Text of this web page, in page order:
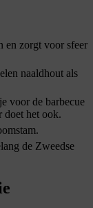
en zorgt voor sfeer
naaldhout als
voor de barbecue
doet het ook.
de Zweedse